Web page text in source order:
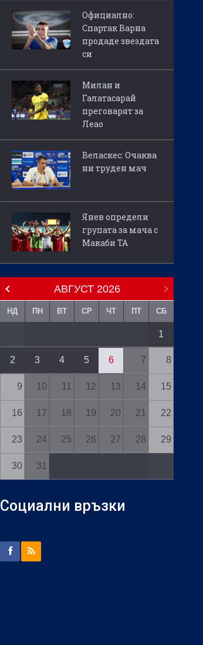
Официално:
Спартак Варна
продаде звездата
си
Милан и
Галатасарай
преговарят за
Леао
Веласкес: Очаква
ни труден мач
Янев определи
групата за мача с
Макаби ТА
АВГУСТ 2026
НД ПН ВТ СР ЧТ ПТ СБ
1
2 3 4 5 6 7 8
9 10 11 12 13 14 15
16 17 18 19 20 21 22
23 24 25 26 27 28 29
30 31
Социални връзки